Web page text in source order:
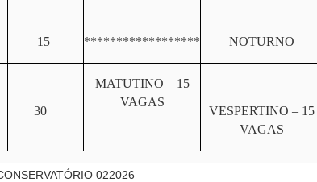
15 ****************** NOTURNO
30
MATUTINO – 15
VAGAS
VESPERTINO – 15
VAGAS
022026